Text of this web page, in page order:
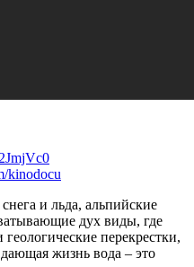
kinodocu
и льда, альпийские
дух виды, где
перекрестки,
жизнь вода – это